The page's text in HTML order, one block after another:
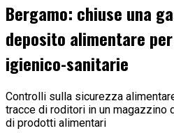
Bergamo: chiuse una
deposito alimentare
igienico-sanitarie
Controlli sulla sicurezza
tracce di roditori in un magazzino
di prodotti alimentari